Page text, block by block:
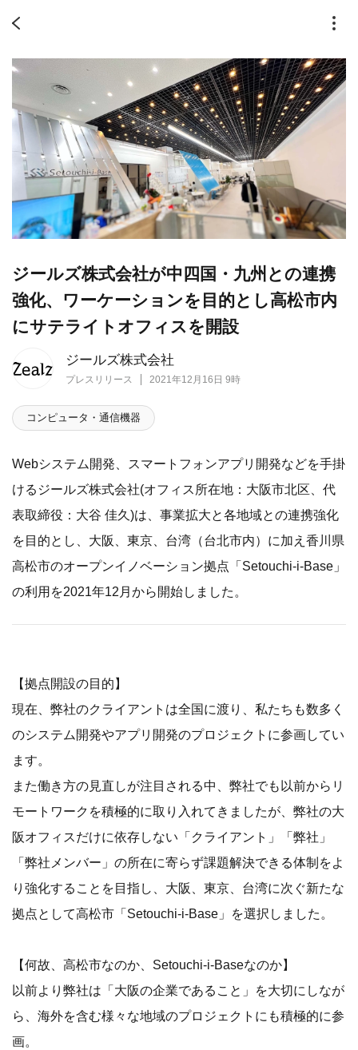
ジールズ株式会社
プレスリリース 2021年12月16日 9時
ジールズ株式会社が中四国・九州との連携
強化、ワーケーションを目的とし高松市内
にサテライトオフィスを開設
コンピュータ・通信機器
Webシステム開発、スマートフォンアプリ開発などを手掛
けるジールズ株式会社(オフィス所在地：大阪市北区、代
表取締役：大谷 佳久)は、事業拡大と各地域との連携強化
を目的とし、大阪、東京、台湾（台北市内）に加え香川県
高松市のオープンイノベーション拠点「Setouchi-i-Base」
の利用を2021年12月から開始しました。
【拠点開設の目的】
現在、弊社のクライアントは全国に渡り、私たちも数多く
のシステム開発やアプリ開発のプロジェクトに参画してい
ます。
また働き方の見直しが注目される中、弊社でも以前からリ
モートワークを積極的に取り入れてきましたが、弊社の大
阪オフィスだけに依存しない「クライアント」「弊社」
「弊社メンバー」の所在に寄らず課題解決できる体制をよ
り強化することを目指し、大阪、東京、台湾に次ぐ新たな
拠点として高松市「Setouchi-i-Base」を選択しました。
【何故、高松市なのか、Setouchi-i-Baseなのか】
以前より弊社は「大阪の企業であること」を大切にしなが
ら、海外を含む様々な地域のプロジェクトにも積極的に参
画。